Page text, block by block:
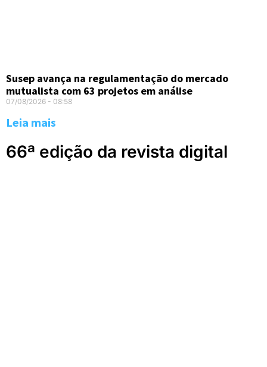
Susep avança na regulamentação do mercado
mutualista com 63 projetos em análise
07/08/2026 08:58
Leia mais
66ª edição da revista digital